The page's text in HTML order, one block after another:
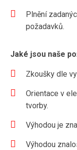
Plnění
požadavků.
Jaké jsou naše
Zkoušky dle
Orientace v
tvorby.
Výhodou je
Výhodou